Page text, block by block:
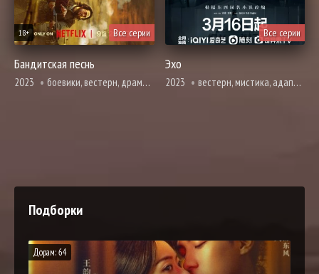
Все серии
18+
Бандитская песнь
2023 боевики, вестерн, драма, история, криминал, триллер
Все серии
Эхо
2023 вестерн, мистика, адаптация новел, расследование, триллер
Подборки
Дорам: 64